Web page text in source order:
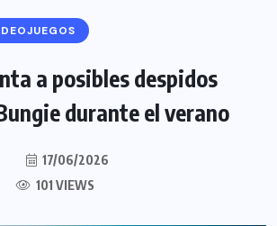
a posibles despidos
durante el verano
17/06/2026
101 VIEWS